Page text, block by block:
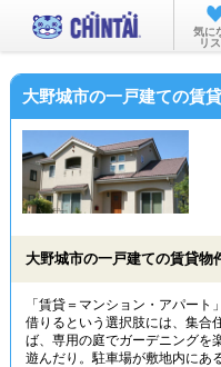
お
気に
リ
大野城市の一戸建ての賃
大野城市の一戸建ての賃貸物
「賃貸＝マンション・アパー
借りるという選択肢には、集合
ば、専用の庭でガーデニングを
遊んだり。駐車場が敷地内にあ